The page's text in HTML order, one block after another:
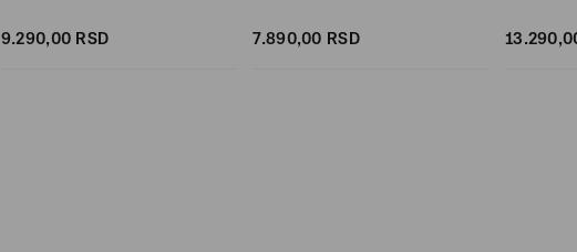
9.290,00 RSD 7.890,00 RSD 13.290,